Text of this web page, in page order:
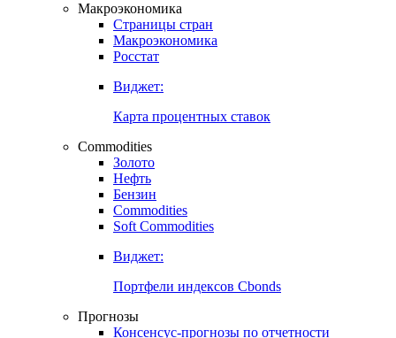
Создать индекс
Возможность создания своего индекса
Страницы стран
Росстат
Виджет:
Карта процентных ставок
Commodities
Золото
Бензин
Soft Commodities
Виджет: